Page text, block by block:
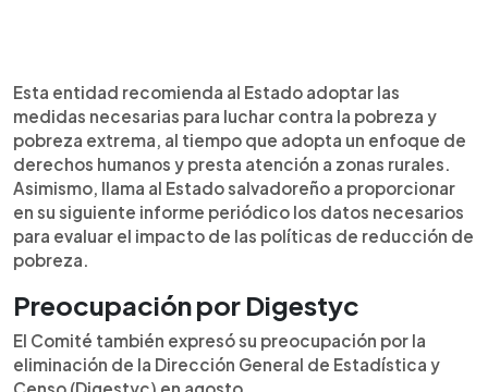
Esta entidad recomienda al Estado adoptar las
medidas necesarias para luchar contra la pobreza y
pobreza extrema, al tiempo que adopta un enfoque de
derechos humanos y presta atención a zonas rurales.
Asimismo, llama al Estado salvadoreño a proporcionar
en su siguiente informe periódico los datos necesarios
para evaluar el impacto de las políticas de reducción de
pobreza.
Preocupación por Digestyc
El Comité también expresó su preocupación por la
eliminación de la Dirección General de Estadística y